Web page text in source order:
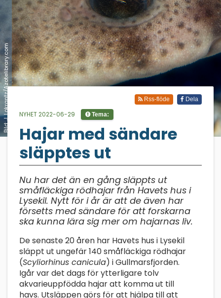
Bild: J. Lokrantz/Azotelibrary.com
;
Dela
Rss-flöde
NYHET 2022-06-29 Tema:
Hajar med sändare
släpptes ut
Nu har det än en gång släppts ut
småfläckiga rödhajar från Havets hus i
Lysekil. Nytt för i år är att de även har
försetts med sändare för att forskarna
ska kunna lära sig mer om hajarnas liv.
De senaste 20 åren har Havets hus i Lysekil
släppt ut ungefär 140 småfläckiga rödhajar
(Scyliorhinus canicula) i Gullmarsfjorden.
Igår var det dags för ytterligare tolv
akvarieuppfödda hajar att komma ut till
havs. Utsläppen görs för att hjälpa till att